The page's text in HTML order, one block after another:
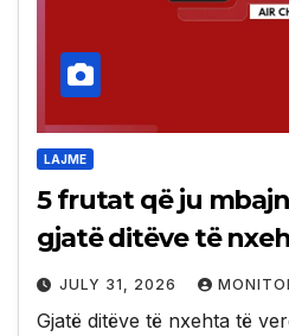
LAJME
5 frutat që ju
gjatë ditëve të
JULY 31, 2026
Gjatë ditëve të nxehta të